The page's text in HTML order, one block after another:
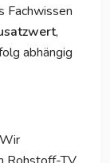
Fachwissen
,
abhängig
Wir